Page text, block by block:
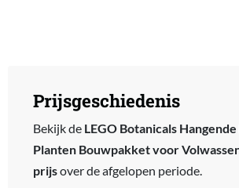
Prijsgeschiedenis
Bekijk de LEGO Botanicals
Planten Bouwpakket voor
prijsover de afgelopen periode.